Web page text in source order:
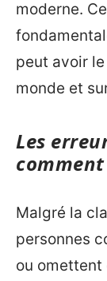
moderne.
peut avoir
monde et
Les
Malgré la
personnes
ou omettent